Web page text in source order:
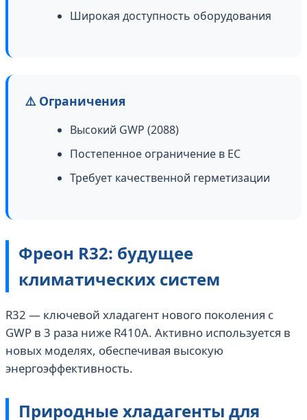
Широкая доступность оборудования
⚠️ Ограничения
Высокий GWP (2088)
Постепенное ограничение в ЕС
Требует качественной герметизации
Фреон R32: будущее
климатических систем
R32 — ключевой хладагент нового поколения с
GWP в 3 раза ниже R410A. Активно используется в
новых моделях, обеспечивая высокую
энергоэффективность.
Природные хладагенты для